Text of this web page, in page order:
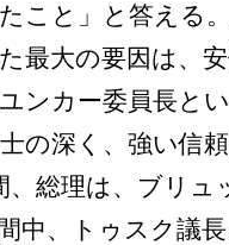
こと」と答える
最大の要因は、
ンカー委員長と
の深く、強い信
、総理は、ブリュ
中、トゥスク議